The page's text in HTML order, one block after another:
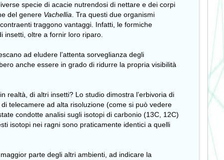
specie di acacie nutrendosi di nettare e dei corpi
del genere Vachellia . Tra questi due organismi
traggono vantaggi. Infatti, le formiche
insetti, oltre a fornir loro riparo.
ad eludere l’attenta sorveglianza degli
anche essere in grado di ridurre la propria visibilità
realtà, di altri insetti? Lo studio dimostra l’erbivoria di
telecamere ad alta risoluzione (come si può vedere
condotte analisi sugli isotopi di carbonio (13C, 12C)
isotopi nei ragni sono praticamente identici a quelli
parte degli altri ambienti, ad indicare la